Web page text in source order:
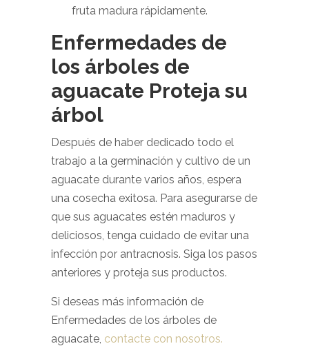
fruta madura rápidamente.
Enfermedades de
los árboles de
aguacate Proteja su
árbol
Después de haber dedicado todo el
trabajo a la germinación y cultivo de un
aguacate durante varios años, espera
una cosecha exitosa. Para asegurarse de
que sus aguacates estén maduros y
deliciosos, tenga cuidado de evitar una
infección por antracnosis. Siga los pasos
anteriores y proteja sus productos.
Si deseas más información de
Enfermedades de los árboles de
aguacate, contacte con nosotros.